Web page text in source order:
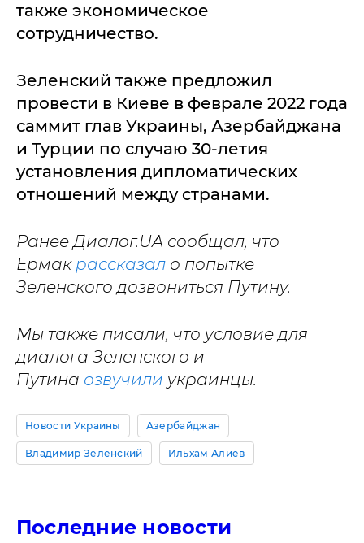
также экономическое
сотрудничество.
Зеленский также предложил
провести в Киеве в феврале 2022 года
саммит глав Украины, Азербайджана
и Турции по случаю 30-летия
установления дипломатических
отношений между странами.
Ранее Диалог.UA сообщал, что
Ермак рассказал о попытке
Зеленского дозвониться Путину.
Мы также писали, что условие для
диалога Зеленского и
Путина озвучили украинцы.
Новости Украины Азербайджан
Владимир Зеленский Ильхам Алиев
Последние новости